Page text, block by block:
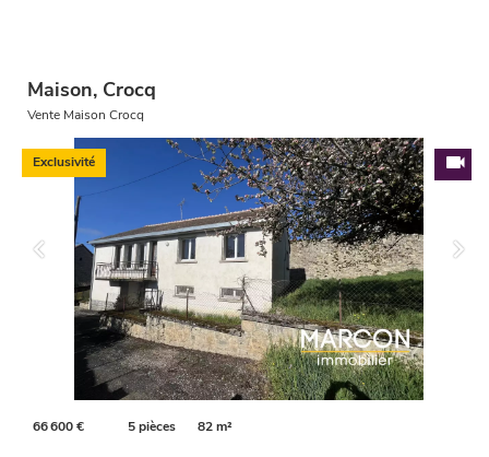
Maison, Crocq
Vente Maison Crocq
66 600 € 5 pièces 82 m²
Exclusivité